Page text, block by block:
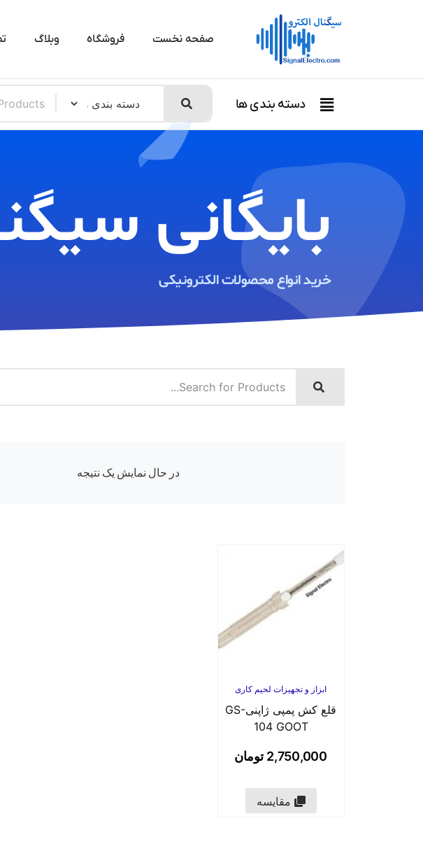
صفحه نخست فروشگاه وبلاگ
دسته بندی ها
بایگانی
خرید انواع محصولات الکترونیکی ​
در حال نمایش یک نتیجه
ابزاز و تجهیزات لحیم کاری
قلع کش پمپی ژاپنیGS-
104 GOOT
2,750,000 تومان
مقایسه